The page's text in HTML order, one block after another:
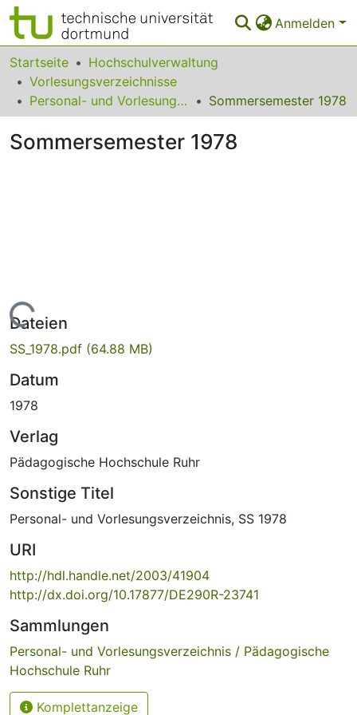
Anmelden
Statistiken
FAQ
Startseite
Hochschulverwaltung
Vorlesungsverzeichnisse
Personal- und Vorlesungsverzeichnis / Pädagogische Hochschule Ruhr
Sommersemester 1978
Sommersemester 1978
Lade...
Dateien
SS_1978.pdf (64.88 MB)
Datum
1978
Verlag
Pädagogische Hochschule Ruhr
Sonstige Titel
Personal- und Vorlesungsverzeichnis, SS 1978
URI
http://hdl.handle.net/2003/41904
http://dx.doi.org/10.17877/DE290R-23741
Sammlungen
Personal- und Vorlesungsverzeichnis / Pädagogische
Hochschule Ruhr
Komplettanzeige